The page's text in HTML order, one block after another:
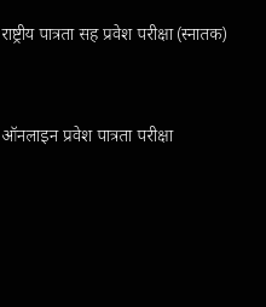
राष्ट्रीय पात्रता सह प्रवेश परीक्षा (स्नातक)
ऑनलाइन प्रवेश पात्रता परीक्षा